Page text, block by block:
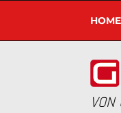
HOME